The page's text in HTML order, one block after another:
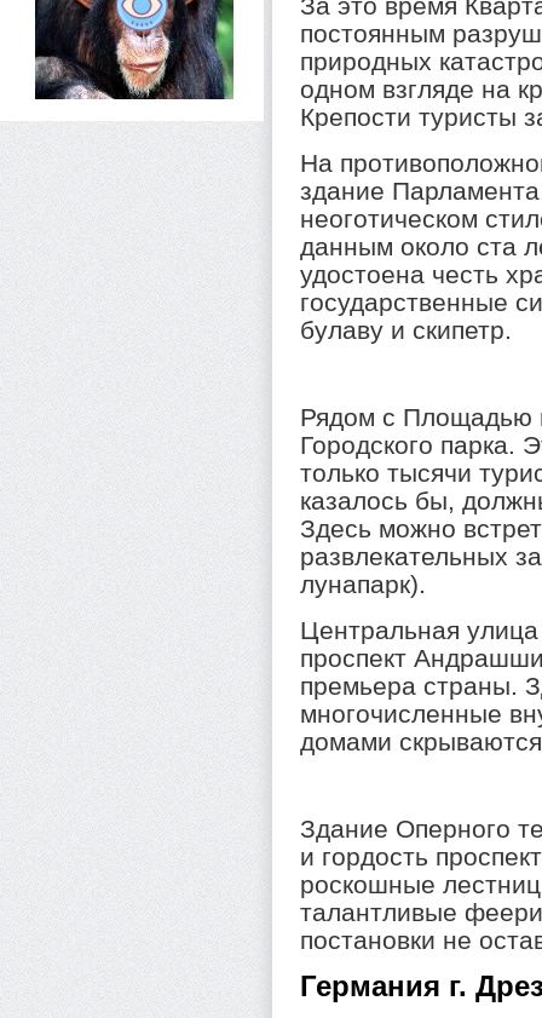
постоянным
природных
одном взгляде на
Крепости туристы
На
здание
неоготическом
данным около ста
удостоена честь
государственные
булаву и скипетр.
Рядом с Площадью
Городского парка.
только тысячи
казалось бы,
Здесь можно
развлекательных
лунапарк).
Центральная
проспект
премьера страны.
многочисленные
домами
Здание Оперного
и гордость
роскошные
талантливые
постановки не
Германия г.